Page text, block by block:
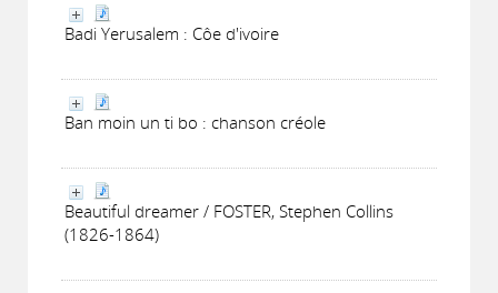
Badi Yerusalem : Côe d'ivoire
Ban moin un ti bo : chanson créole
Beautiful dreamer / FOSTER, Stephen Collins
(1826-1864)